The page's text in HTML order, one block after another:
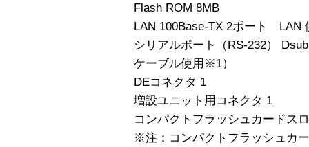
Flash ROM 8MB
LAN 100Base-TX 2ポート LAN
シリアルポート（RS-232）
ケーブル使用※1）
DEコネクタ 1
増設ユニット用コネクタ 1
コンパクトフラッシュカードス
※注：コンパクトフラッシュカ